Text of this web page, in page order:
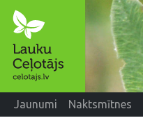
Jaunumi Naktsmītnes